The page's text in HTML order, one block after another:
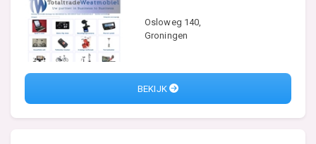
Osloweg 140,
Groningen
BEKIJK